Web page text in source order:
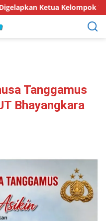
Kelompok Tani
Tanggamus
Bhayangkara